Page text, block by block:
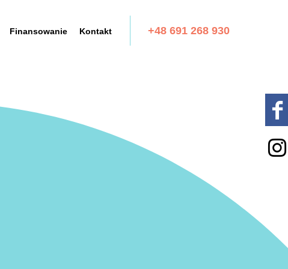
Finansowanie Kontakt +48 691 268 930